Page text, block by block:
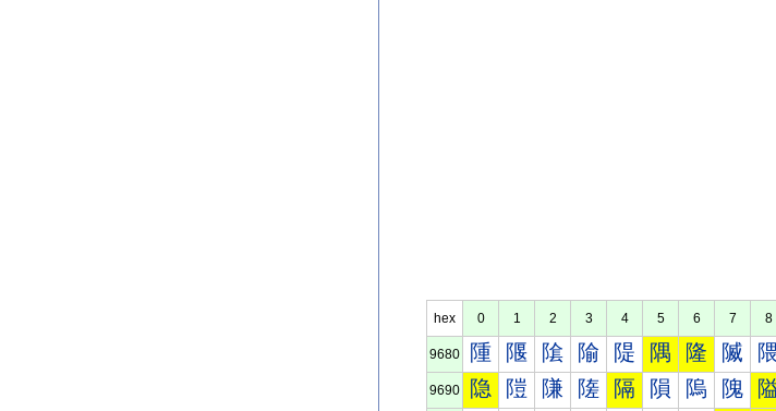
hex 0 1 2 3 4 5 6 7 8
9680 隀 隁 隂 隃 隄 隅 隆 隇
9690 隐 隑 隒 隓 隔 隕 隖 隗